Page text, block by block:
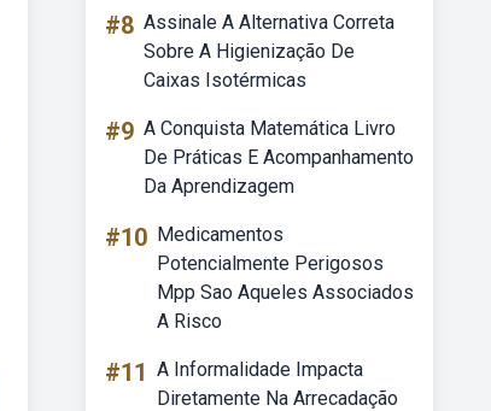
#8 Assinale A Alternativa Correta
Sobre A Higienização De
Caixas Isotérmicas
#9 A Conquista Matemática Livro
De Práticas E Acompanhamento
Da Aprendizagem
#10 Medicamentos
Potencialmente Perigosos
Mpp Sao Aqueles Associados
A Risco
#11 A Informalidade Impacta
Diretamente Na Arrecadação